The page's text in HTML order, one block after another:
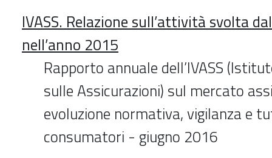
IVASS. Relazione sull’attività svolta
nell’anno 2015
Rapporto annuale dell’IVASS
sulle Assicurazioni) sul mercato
evoluzione normativa, vigilanza e
consumatori - giugno 2016